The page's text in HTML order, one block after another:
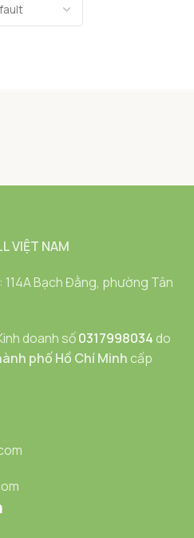
VIỆT NAM
Bạch Đằng, phường Tân
doanh số0317998034 do
phố Hồ Chí Minh cấp